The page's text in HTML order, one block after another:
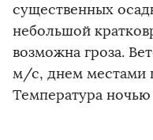
существенных
небольшой
возможна гроза.
м/с, днем местами
Температура ночью